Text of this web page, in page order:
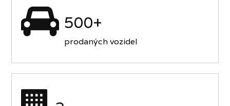
500+
prodaných vozidel